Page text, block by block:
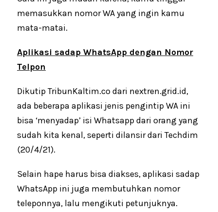
memasukkan nomor WA yang ingin kamu
mata-matai.
Aplikasi sadap WhatsApp dengan Nomor
Telpon
Dikutip TribunKaltim.co dari nextren.grid.id,
ada beberapa aplikasi jenis pengintip WA ini
bisa ‘menyadap’ isi Whatsapp dari orang yang
sudah kita kenal, seperti dilansir dari Techdim
(20/4/21).
Selain hape harus bisa diakses, aplikasi sadap
WhatsApp ini juga membutuhkan nomor
teleponnya, lalu mengikuti petunjuknya.